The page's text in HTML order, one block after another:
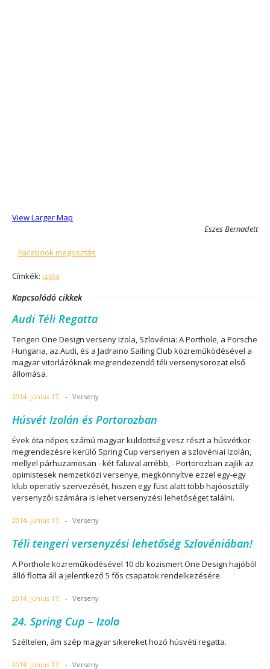
View Larger Map
Eszes Bernadett
Facebook megosztás
Címkék: izola
Kapcsolódó cikkek
Audi Téli Regatta
Tengeri One Design verseny Izola, Szlovénia: A Porthole, a Porsche
Hungaria, az Audi, és a Jadraino Sailing Club közreműködésével a
magyar vitorlázóknak megrendezendő téli versenysorozat első
állomása.
2014. június 17. - Verseny
Húsvét Izolán és Portorozban
Évek óta népes számú magyar küldöttség vesz részt a húsvétkor
megrendezésre kerülő Spring Cup versenyen a szlovéniai Izolán,
mellyel párhuzamosan - két faluval arrébb, - Portorozban zajlik az
opimistesek nemzetközi versenye, megkönnyítve ezzel egy-egy
klub operatív szervezését, hiszen egy füst alatt több hajóosztály
versenyzői számára is lehet versenyzési lehetőséget találni.
2014. június 17. - Verseny
Téli tengeri versenyzési lehetőség Szlovéniában!
A Porthole közreműködésével 10 db közismert One Design hajóból
álló flotta áll a jelentkező 5 fős csapatok rendelkezésére.
2014. június 17. - Verseny
24. Spring Cup – Izola
Széltelen, ám szép magyar sikereket hozó húsvéti regatta.
2014. június 17. - Verseny